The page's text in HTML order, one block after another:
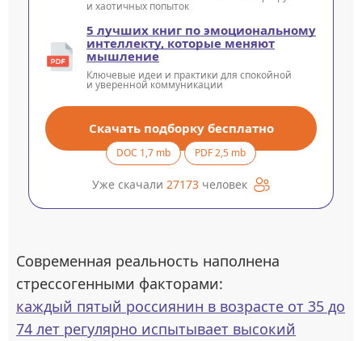
и хаотичных попыток
5 лучших книг по эмоциональному
интеллекту, которые меняют
мышление
Ключевые идеи и практики для спокойной
и уверенной коммуникации
Скачать подборку бесплатно
DOC 1,7 mb PDF 2,5 mb
Уже скачали 27173 человек
Современная реальность наполнена
стрессогенными факторами:
каждый пятый россиянин в возрасте от 35 до
74 лет регулярно испытывает высокий